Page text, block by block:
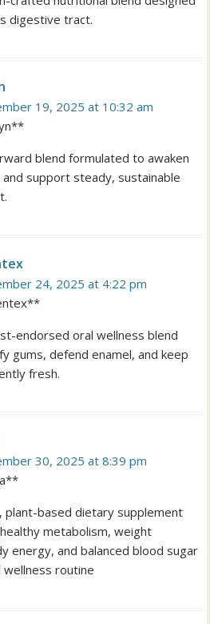
digestive tract.
19, 2025 at 10:32 am
blend formulated to awaken
support steady, sustainable
24, 2025 at 4:22 pm
endorsed oral wellness blend
gums, defend enamel, and keep
fresh.
30, 2025 at 8:39 pm
plant-based dietary supplement
metabolism, weight
energy, and balanced blood sugar
routine